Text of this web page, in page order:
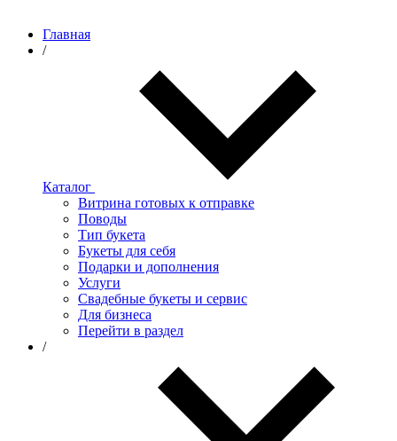
Главная
/
Каталог
Витрина готовых к отправке
Поводы
Тип букета
Букеты для себя
Подарки и дополнения
Услуги
Свадебные букеты и сервис
Для бизнеса
Перейти в раздел
/